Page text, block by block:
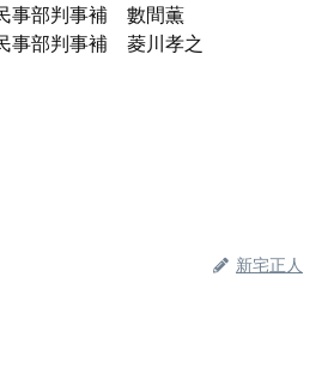
事部判事補 數間薫
事部判事補 菱川孝之
新宅正人